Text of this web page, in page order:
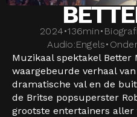
2024•136min•
Audio:Engels•
Muzikaal spektakel Better
waargebeurde verhaal
dramatische val en de
de Britse popsuperster
grootste entertainers aller